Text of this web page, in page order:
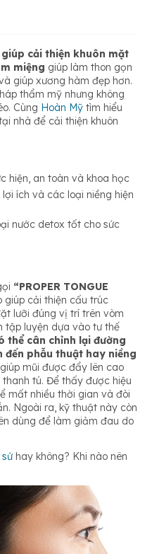
cải thiện khuôn mặt
miệng giúp làm thon gọn
giúp xương hàm đẹp hơn.
thẩm mỹ nhưng không
Cùng Hoàn Mỹ tìm hiểu
nhà để cải thiện khuôn
hiện, an toàn và khoa học
ích và các loại niềng hiện
nước detox tốt cho sức
“PROPER TONGUE
giúp cải thiện cấu trúc
lưỡi đúng vị trí trên vòm
tập luyện dựa vào tư thế
thể cân chỉnh lại đường
phẫu thuật hay niềng
mũi được đẩy lên cao
tú. Để thấy được hiệu
mất nhiều thời gian và đòi
Ngoài ra, kỹ thuật này còn
dùng để làm giảm đau do
hay không? Khi nào nên